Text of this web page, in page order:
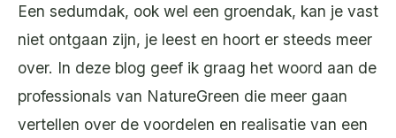
Een sedumdak, ook wel een groendak, kan je vast
niet ontgaan zijn, je leest en hoort er steeds meer
over. In deze blog geef ik graag het woord aan de
professionals van NatureGreen die meer gaan
vertellen over de voordelen en realisatie van een